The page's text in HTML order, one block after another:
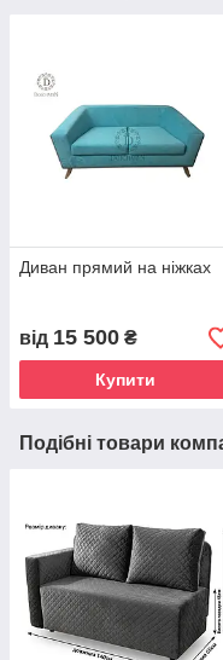
Диван прямий на ніжках
від 15 500 ₴
Купити
Подібні товари